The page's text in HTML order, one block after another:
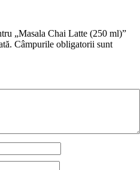
„Masala Chai Latte (250 ml)”
Câmpurile obligatorii sunt